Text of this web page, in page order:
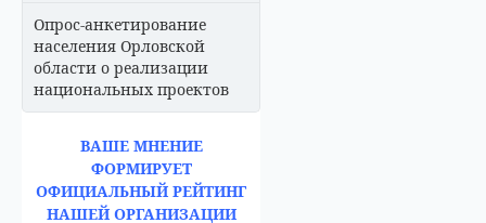
Опрос-анкетирование
населения Орловской
области о реализации
национальных проектов
ВАШЕ МНЕНИЕ
ФОРМИРУЕТ
ОФИЦИАЛЬНЫЙ РЕЙТИНГ
НАШЕЙ ОРГАНИЗАЦИИ